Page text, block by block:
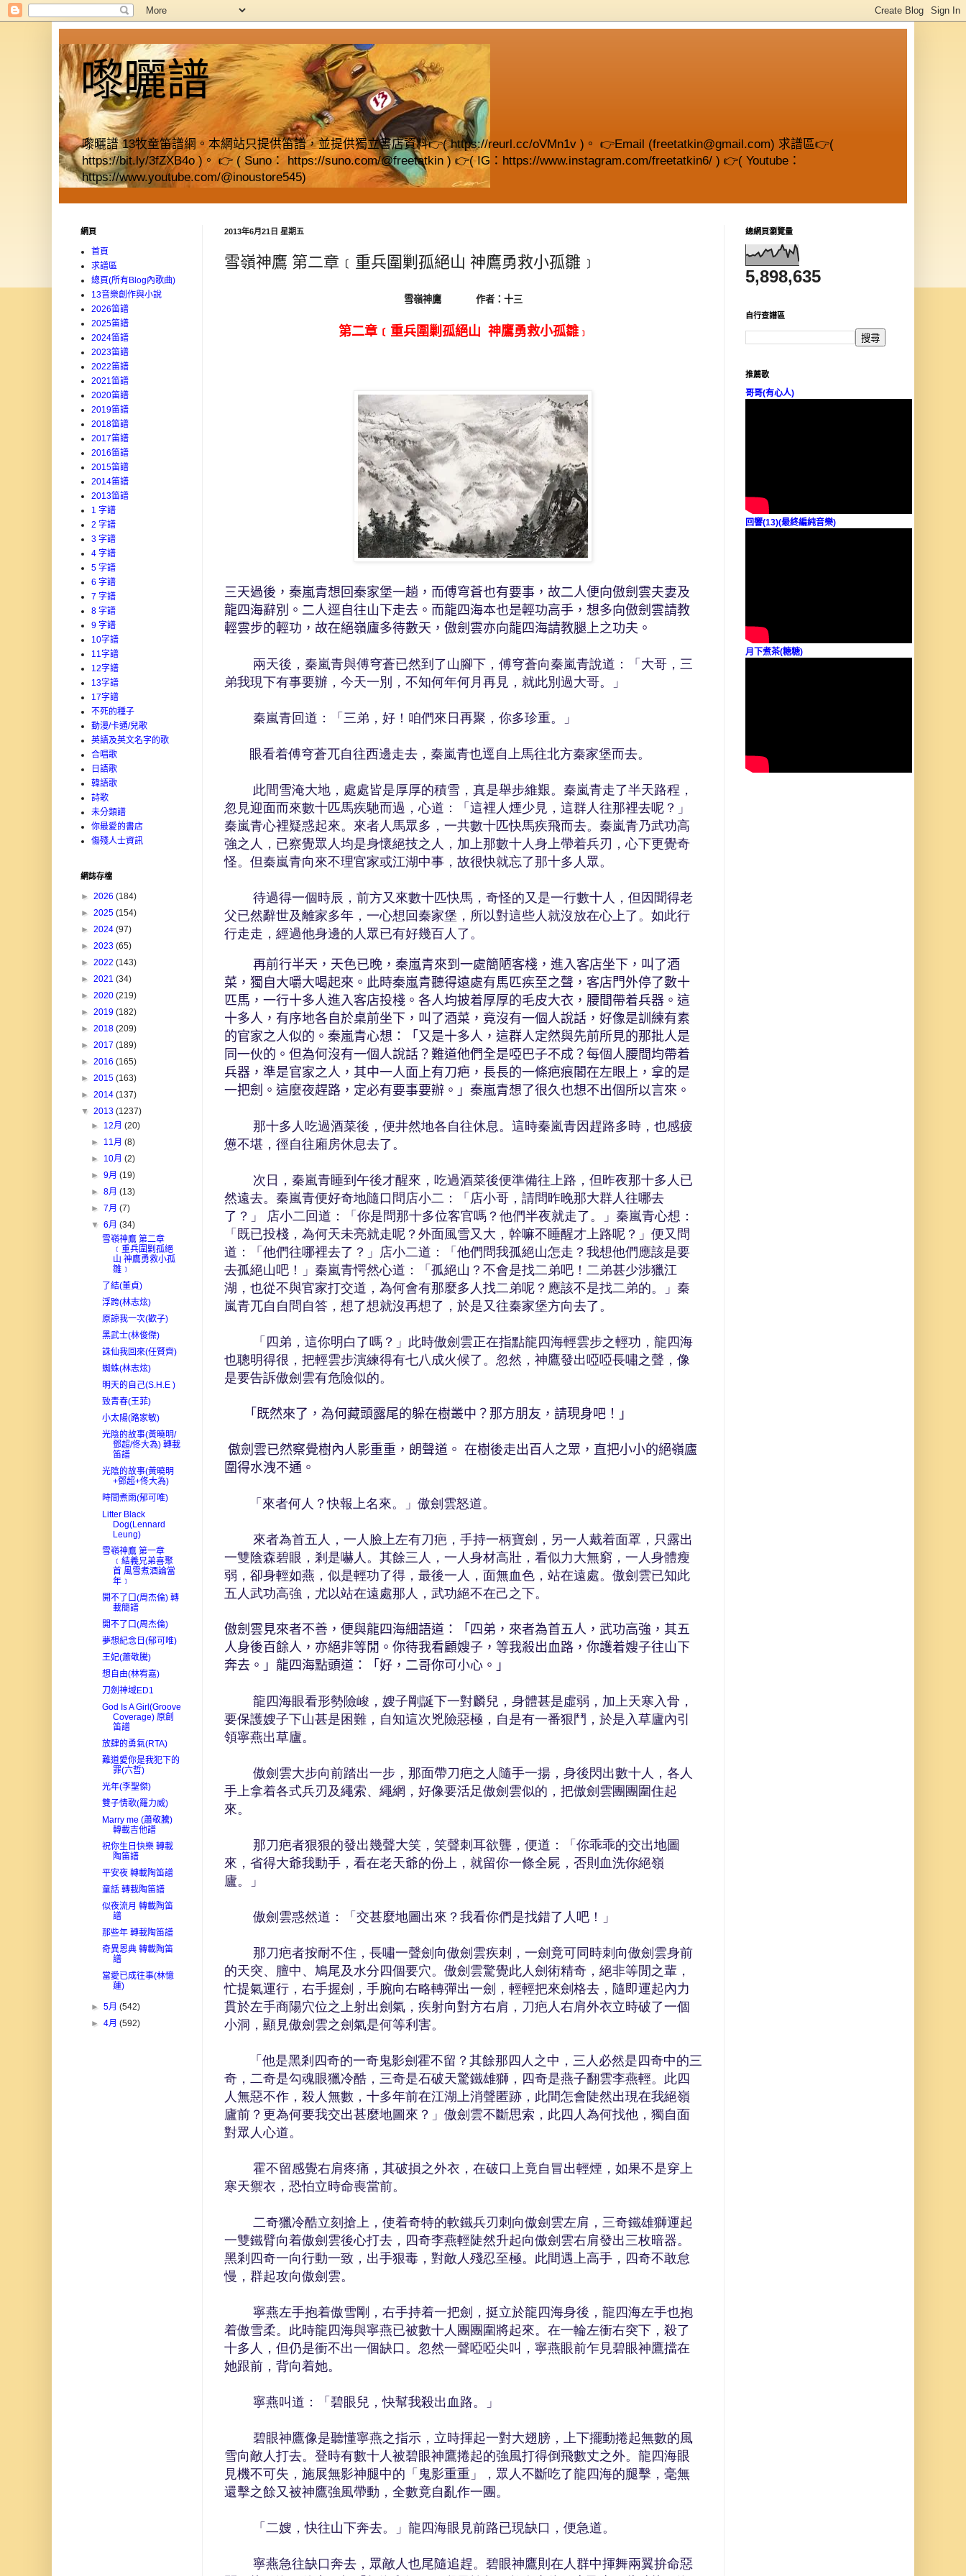
嚟曬譜
嚟曬譜 13牧童笛譜網。本網站只提供笛譜，並提供獨立書店資料👉( https://reurl.cc/oVMn1v )。 👉Email (freetatkin@gmail.com) 求譜區👉(
https://bit.ly/3fZXB4o )。 👉 ( Suno： https://suno.com/@freetatkin ) 👉( IG：https://www.instagram.com/freetatkin6/ ) 👉( Youtube：
https://www.youtube.com/@inoustore545)
2013年6月21日 星期五
雪嶺神鷹 第二章﹝重兵圍剿孤絕山 神鷹勇救小孤雛﹞
雪嶺神鷹 作者：十三
第二章﹝重兵圍剿孤絕山 神鷹勇救小孤雛 ﹞
三天過後，秦嵐青想回秦家堡一趟，而傅穹蒼也有要事，故二人便向傲劍雲夫妻及
龍四海辭別。二人逕自往山下走去。而龍四海本也是輕功高手，想多向傲劍雲請教
輕雲步的輕功，故在絕嶺廬多待數天，傲劍雲亦向龍四海請教腿上之功夫。
兩天後，秦嵐青與傅穹蒼已然到了山腳下，傅穹蒼向秦嵐青說道：「大哥，三
弟我現下有事要辦，今天一別，不知何年何月再見，就此別過大哥。」
秦嵐青回道：「三弟，好！咱們來日再聚，你多珍重。」
眼看着傅穹蒼兀自往西邊走去，秦嵐青也逕自上馬往北方秦家堡而去。
此間雪淹大地，處處皆是厚厚的積雪，真是舉步維艱。秦嵐青走了半天路程，
忽見迎面而來數十匹馬疾馳而過，心道：「這裡人煙少見，這群人往那裡去呢？」
秦嵐青心裡疑惑起來。來者人馬眾多，一共數十匹快馬疾飛而去。秦嵐青乃武功高
強之人，已察覺眾人均是身懷絕技之人，加上那數十人身上帶着兵刃，心下更覺奇
怪。但秦嵐青向來不理官家或江湖中事，故很快就忘了那十多人眾。
待過得一個時辰，前方又來數十匹快馬，奇怪的又是一行數十人，但因聞得老
父已然辭世及離家多年，一心想回秦家堡，所以對這些人就沒放在心上了。如此行
行走走，經過他身邊的人眾已有好幾百人了。
再前行半天，天色已晚，秦嵐青來到一處簡陋客棧，進入客店坐下，叫了酒
菜，獨自大嚼大喝起來。此時秦嵐青聽得遠處有馬匹疾至之聲，客店門外停了數十
匹馬，一行十多人進入客店投棧。各人均披着厚厚的毛皮大衣，腰間帶着兵器。這
十多人，有序地各自於桌前坐下，叫了酒菜，竟沒有一個人說話，好像是訓練有素
的官家之人似的。秦嵐青心想：「又是十多人，這群人定然與先前所見的那批人是
同一伙的。但為何沒有一個人說話？難道他們全是啞巴子不成？每個人腰間均帶着
兵器，準是官家之人，其中一人面上有刀疤，長長的一條疤痕閣在左眼上，拿的是
一把劍。這麼夜趕路，定必有要事要辦。」秦嵐青想了很久也想不出個所以言來。
那十多人吃過酒菜後，便井然地各自往休息。這時秦嵐青因趕路多時，也感疲
憊不堪，徑自往廂房休息去了。
次日，秦嵐青睡到午後才醒來，吃過酒菜後便準備往上路，但昨夜那十多人已
然遠去。秦嵐青便好奇地隨口問店小二：「店小哥，請問昨晚那大群人往哪去
了？」 店小二回道：「你是問那十多位客官嗎？他們半夜就走了。」秦嵐青心想：
「既已投棧，為何天未亮就走呢？外面風雪又大，幹嘛不睡醒才上路呢？」便又問
道：「他們往哪裡去了？」店小二道：「他們問我孤絕山怎走？我想他們應該是要
去孤絕山吧！」秦嵐青愕然心道：「孤絕山？不會是找二弟吧！二弟甚少涉獵江
湖，也從不與官家打交道，為何會有那麼多人找二弟呢？應該不是找二弟的。」秦
嵐青兀自自問自答，想了想就沒再想了，於是又往秦家堡方向去了。
「四弟，這你明白了嗎？」此時傲劍雲正在指點龍四海輕雲步之輕功，龍四海
也聰明得很，把輕雲步演練得有七八成火候了。忽然，神鷹發出啞啞長嘯之聲，像
是要告訴傲劍雲有危險似的。
「既然來了，為何藏頭露尾的躲在樹叢中？那方朋友，請現身吧！」
傲劍雲已然察覺樹內人影重重，朗聲道。 在樹後走出百人之眾，直把小小的絕嶺廬
圍得水洩不通。
「來者何人？快報上名來。」傲劍雲怒道。
來者為首五人，一人臉上左有刀疤，手持一柄寶劍，另一人戴着面罩，只露出
一雙陰森碧眼，剎是嚇人。其餘三人，一人身材高壯，看似力大無窮，一人身體瘦
弱，卻身輕如燕，似是輕功了得，最後一人，面無血色，站在遠處。傲劍雲已知此
五人武功高強，尤以站在遠處那人，武功絕不在己之下。
傲劍雲見來者不善，便與龍四海細語道：「四弟，來者為首五人，武功高強，其五
人身後百餘人，亦絕非等閒。你待我看顧嫂子，等我殺出血路，你護着嫂子往山下
奔去。」龍四海點頭道：「好，二哥你可小心。」
龍四海眼看形勢險峻，嫂子剛誕下一對麟兒，身體甚是虛弱，加上天寒入骨，
要保護嫂子下山甚是困難，自知這次兇險惡極，自是有一番狠鬥，於是入草廬內引
領寧燕出草廬。
傲劍雲大步向前踏出一步，那面帶刀疤之人隨手一揚，身後閃出數十人，各人
手上拿着各式兵刃及繩索、繩網，好像要活足傲劍雲似的，把傲劍雲團團圍住起
來。
那刀疤者狠狠的發出幾聲大笑，笑聲刺耳欲聾，便道：「你乖乖的交出地圖
來，省得大爺我動手，看在老天爺的份上，就留你一條全屍，否則血洗你絕嶺
廬。」
傲劍雲惑然道：「交甚麼地圖出來？我看你們是找錯了人吧！」
那刀疤者按耐不住，長嘯一聲劍向傲劍雲疾刺，一劍竟可同時刺向傲劍雲身前
的天突、膻中、鳩尾及水分四個要穴。傲劍雲驚覺此人劍術精奇，絕非等閒之輩，
忙提氣運行，右手握劍，手腕向右略轉彈出一劍，輕輕把來劍格去，隨即運起內力
貫於左手商陽穴位之上射出劍氣，疾射向對方右肩，刀疤人右肩外衣立時破了一個
小洞，顯見傲劍雲之劍氣是何等利害。
「他是黑剎四奇的一奇鬼影劍霍不留？其餘那四人之中，三人必然是四奇中的三
奇，二奇是勾魂眼獵冷酷，三奇是石破天驚鐵雄獅，四奇是燕子翻雲李燕輕。此四
人無惡不作，殺人無數，十多年前在江湖上消聲匿跡，此間怎會陡然出現在我絕嶺
廬前？更為何要我交出甚麼地圖來？」傲劍雲不斷思索，此四人為何找他，獨自面
對眾人心道。
霍不留感覺右肩疼痛，其破損之外衣，在破口上竟自冒出輕煙，如果不是穿上
寒天禦衣，恐怕立時命喪當前。
二奇獵冷酷立刻搶上，使着奇特的軟鐵兵刃刺向傲劍雲左肩，三奇鐵雄獅運起
一雙鐵臂向着傲劍雲後心打去，四奇李燕輕陡然升起向傲劍雲右肩發出三枚暗器。
黑剎四奇一向行動一致，出手狠毒，對敵人殘忍至極。此間遇上高手，四奇不敢怠
慢，群起攻向傲劍雲。
寧燕左手抱着傲雪剛，右手持着一把劍，挺立於龍四海身後，龍四海左手也抱
着傲雪柔。此時龍四海與寧燕已被數十人團團圍將起來。在一輪左衝右突下，殺了
十多人，但仍是衝不出一個缺口。忽然一聲啞啞尖叫，寧燕眼前乍見碧眼神鷹擋在
她跟前，背向着她。
寧燕叫道：「碧眼兒，快幫我殺出血路。」
碧眼神鷹像是聽懂寧燕之指示，立時揮起一對大翅膀，上下擺動捲起無數的風
雪向敵人打去。登時有數十人被碧眼神鷹捲起的強風打得倒飛數丈之外。龍四海眼
見機不可失，施展無影神腿中的「鬼影重重」，眾人不斷吃了龍四海的腿擊，毫無
還擊之餘又被神鷹強風帶動，全數竟自亂作一團。
「二嫂，快往山下奔去。」龍四海眼見前路已現缺口，便急道。
寧燕急往缺口奔去，眾敵人也尾隨追趕。碧眼神鷹則在人群中揮舞兩翼拚命惡
網頁
首頁
求譜區
總頁(所有Blog內歌曲)
13音樂創作與小說
2026笛譜
2025笛譜
2024笛譜
2023笛譜
2022笛譜
2021笛譜
2020笛譜
2019笛譜
2018笛譜
2017笛譜
2016笛譜
2015笛譜
2014笛譜
2013笛譜
1 字譜
2 字譜
3 字譜
4 字譜
5 字譜
6 字譜
7 字譜
8 字譜
9 字譜
10字譜
11字譜
12字譜
13字譜
17字譜
不死的種子
動漫/卡通/兒歌
英語及英文名字的歌
合唱歌
日語歌
韓語歌
詩歌
未分類譜
你最愛的書店
傷殘人士資訊
網誌存檔
► 2026 (184)
► 2025 (154)
► 2024 (97)
► 2023 (65)
► 2022 (143)
► 2021 (34)
► 2020 (219)
► 2019 (182)
► 2018 (209)
► 2017 (189)
► 2016 (165)
► 2015 (163)
► 2014 (137)
▼ 2013 (1237)
► 12月(20)
► 11月(8)
► 10月(2)
►9月(19)
►8月(13)
►7月(7)
▼6月(34)
雪嶺神鷹 第二章
﹝重兵圍剿孤絕
山 神鷹勇救小孤
雛﹞
了結(董貞)
浮跨(林志炫)
原諒我一次(歡子)
黑武士(林俊傑)
誅仙我回來(任賢齊)
蜘蛛(林志炫)
明天的自己(S.H.E )
致青春(王菲)
小太陽(路家敏)
光陰的故事(黃曉明/
鄧超/佟大為) 轉載
笛譜
光陰的故事(黃曉明
+鄧超+佟大為)
時間煮雨(郁可唯)
Litter Black
Dog(Lennard
Leung)
雪嶺神鷹 第一章
﹝結義兄弟喜聚
首 風雪煮酒論當
年﹞
開不了口(周杰倫) 轉
載簡譜
開不了口(周杰倫)
夢想紀念日(郁可唯)
王妃(蕭敬騰)
想自由(林宥嘉)
刀劍神域ED1
God Is A Girl(Groove
Coverage) 原創
笛譜
放肆的勇氣(RTA)
難道愛你是我犯下的
罪(六哲)
光年(李聖傑)
雙子情歌(羅力威)
Marry me (蕭敬騰)
轉載吉他譜
祝你生日快樂 轉載
陶笛譜
平安夜 轉載陶笛譜
童話 轉載陶笛譜
似夜流月 轉載陶笛
譜
那些年 轉載陶笛譜
奇異恩典 轉載陶笛
譜
當愛已成往事(林憶
蓮)
►5月(542)
►4月(592)
總網頁瀏覽量
5,898,635
自行查譜區
推薦歌
哥哥(有心人)
回響(13)(最終編純音樂)
月下煮茶(糖糖)